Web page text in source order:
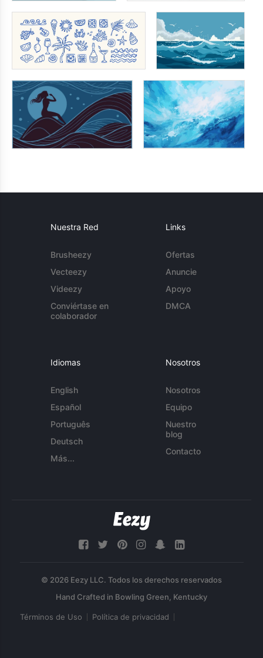
Nuestra Red
Brusheezy
Vecteezy
Videezy
Conviértase en
colaborador
Links
Ofertas
Anuncie
Apoyo
DMCA
Idiomas
English
Español
Português
Deutsch
Más...
Nosotros
Nosotros
Equipo
Nuestro
blog
Contacto
© 2026 Eezy LLC. Todos los derechos reservados
Términos de Uso Política de privacidad